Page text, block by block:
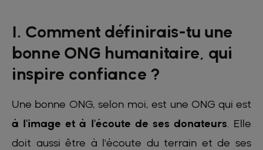
1. Comment définirais-tu une
bonne ONG humanitaire, qui
inspire confiance ?
Une bonne ONG, selon moi, est une ONG qui est
à l'image et à l'écoute de ses donateurs . Elle
doit aussi être à l'écoute du terrain et de ses